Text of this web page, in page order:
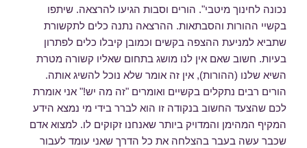
נכונה לחינוך מיטבי". הורים וסבות הגיעו להרצאה. שיתפו
בקשיי ההורות והסבתאות. ההרצאה נתנה כלים לתקשורת
שתביא למניעת ההצפה בקשים וכמובן קיבלו כלים לפתרון
בעיות. חשוב שאם אין לנו מושג בתחום שאליו קשורה מטרת
השיא שלנו (ההורות), אין זה אומר שלא נוכל להשיג אותה.
הורים רבים נתקלים בקשיים ואומרים "זה מה יש!" אני אומרת
לכם שהצעד החשוב בנקודה זו הוא לברר בידי מי נמצא הידע
המקיף המהימן והמדויק ביותר שאנחנו זקוקים לו. למצוא אדם
שכבר עשה בעבר בהצלחה את כל הדרך שאני עומד לעבור